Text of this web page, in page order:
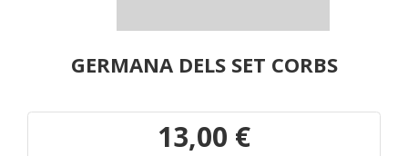
GERMANA DELS SET CORBS
13,00 €